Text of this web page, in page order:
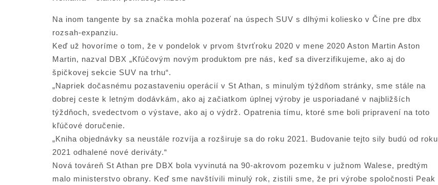
Na inom tangente by sa značka mohla pozerať na úspech SUV s dlhými koliesko v Číne pre dbx
rozsah-expanziu.
Keď už hovoríme o tom, že v pondelok v prvom štvrťroku 2020 v mene 2020 Aston Martin Aston
Martin, nazval DBX „Kľúčovým novým produktom pre nás, keď sa diverzifikujeme, ako aj do
špičkovej sekcie SUV na trhu“.
„Napriek dočasnému pozastaveniu operácií v St Athan, s minulým týždňom stránky, sme stále na
dobrej ceste k letným dodávkám, ako aj začiatkom úplnej výroby je usporiadané v najbližších
týždňoch, svedectvom o výstave, ako aj o výdrž. Opatrenia tímu, ktoré sme boli pripravení na toto
kľúčové doručenie.
„Kniha objednávky sa neustále rozvíja a rozširuje sa do roku 2021. Budovanie tejto sily budú od roku
2021 odhalené nové deriváty.“
Nová továreň St Athan pre DBX bola vyvinutá na 90-akrovom pozemku v južnom Walese, predtým
malo ministerstvo obrany. Keď sme navštívili minulý rok, zistili sme, že pri výrobe spoločnosti Peak